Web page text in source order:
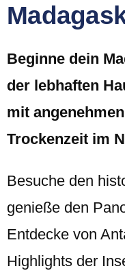
Beginne dein
der lebhaften
mit
Trockenzeit im
Besuche den
genieße den
Entdecke von
Highlights der